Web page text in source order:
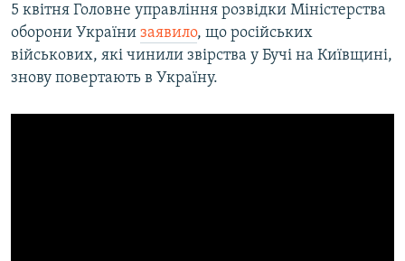
5 квітня Головне управління розвідки Міністерства
оборони України заявило, що російських
військових, які чинили звірства у Бучі на Київщині,
знову повертають в Україну.